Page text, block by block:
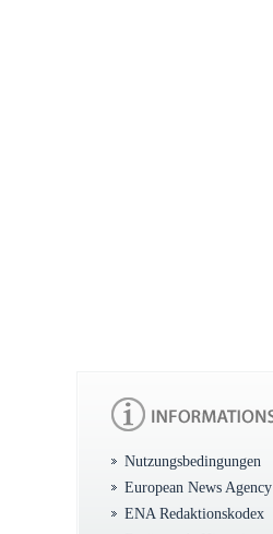
Nutzungsbedingungen
European News Agency
ENA Redaktionskodex